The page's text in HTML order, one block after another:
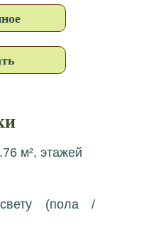
м², этажей
(пола /